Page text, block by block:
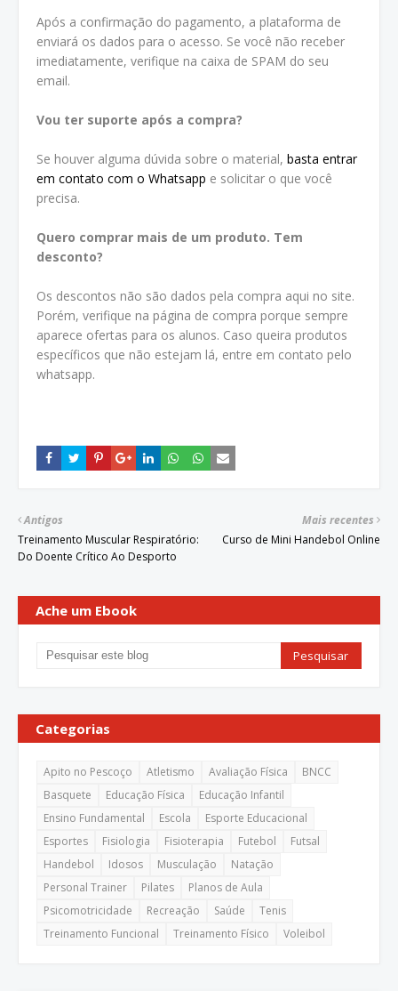
Após a confirmação do pagamento, a plataforma de
enviará os dados para o acesso. Se você não receber
imediatamente, verifique na caixa de SPAM do seu
email.
Vou ter suporte após a compra?
Se houver alguma dúvida sobre o material, basta entrar
em contato com o Whatsapp e solicitar o que você
precisa.
Quero comprar mais de um produto. Tem
desconto?
Os descontos não são dados pela compra aqui no site.
Porém, verifique na página de compra porque sempre
aparece ofertas para os alunos. Caso queira produtos
específicos que não estejam lá, entre em contato pelo
whatsapp.
Mais recentes
Curso de Mini Handebol Online
Antigos
Treinamento Muscular Respiratório:
Do Doente Crítico Ao Desporto
Ache um Ebook
Categorias
Apito no Pescoço Atletismo Avaliação Física
BNCC
Basquete
Educação Física
Educação Infantil
Ensino Fundamental
Escola
Esporte Educacional
Esportes
Fisiologia Fisioterapia Futebol
Futsal
Handebol
Idosos Musculação
Natação
Personal Trainer
Pilates
Planos de Aula
Psicomotricidade
Recreação Saúde
Tenis
Treinamento Funcional
Treinamento Físico Voleibol